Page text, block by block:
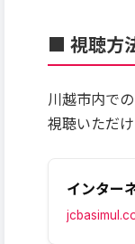
■ 視聴方
川越市内で
視聴いただけ
インター